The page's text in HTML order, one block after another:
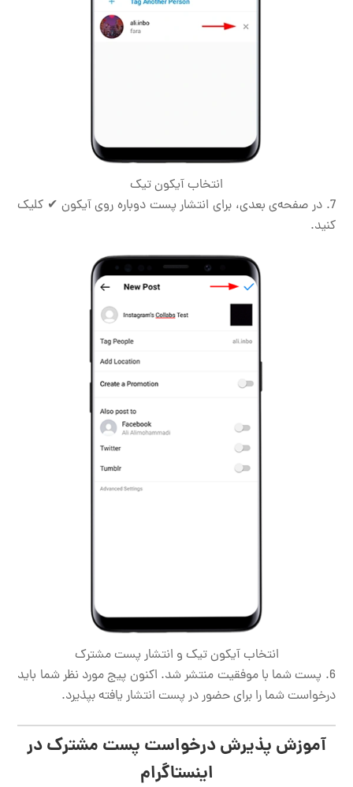
انتخاب آیکون تیک
در صفحه‌ی بعدی، برای انتشار پست دوباره روی آیکون ✔ کلیک
کنید.
انتخاب آیکون تیک و انتشار پست مشترک
پست شما با موفقیت منتشر شد. اکنون پیج مورد نظر شما باید
درخواست شما را برای حضور در پست انتشار یافته بپذیرد.
آموزش پذیرش درخواست پست مشترک در
اینستاگرام